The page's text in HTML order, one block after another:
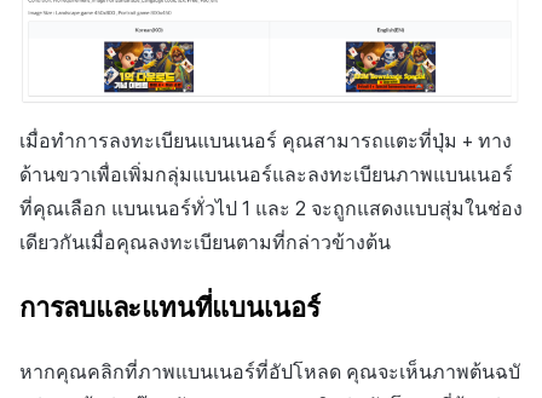
เมื่อทำการลงทะเบียนแบนเนอร์ คุณสามารถแตะที่ปุ่ม + ทาง
ด้านขวาเพื่อเพิ่มกลุ่มแบนเนอร์และลงทะเบียนภาพแบนเนอร์
ที่คุณเลือก แบนเนอร์ทั่วไป 1 และ 2 จะถูกแสดงแบบสุ่มในช่อง
เดียวกันเมื่อคุณลงทะเบียนตามที่กล่าวข้างต้น
การลบและแทนที่แบนเนอร์
หากคุณคลิกที่ภาพแบนเนอร์ที่อัปโหลด คุณจะเห็นภาพต้นฉบั